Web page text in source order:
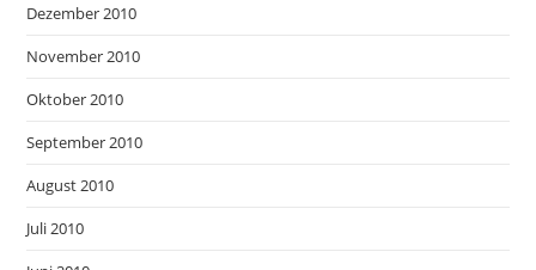
Dezember 2010
November 2010
Oktober 2010
September 2010
August 2010
Juli 2010